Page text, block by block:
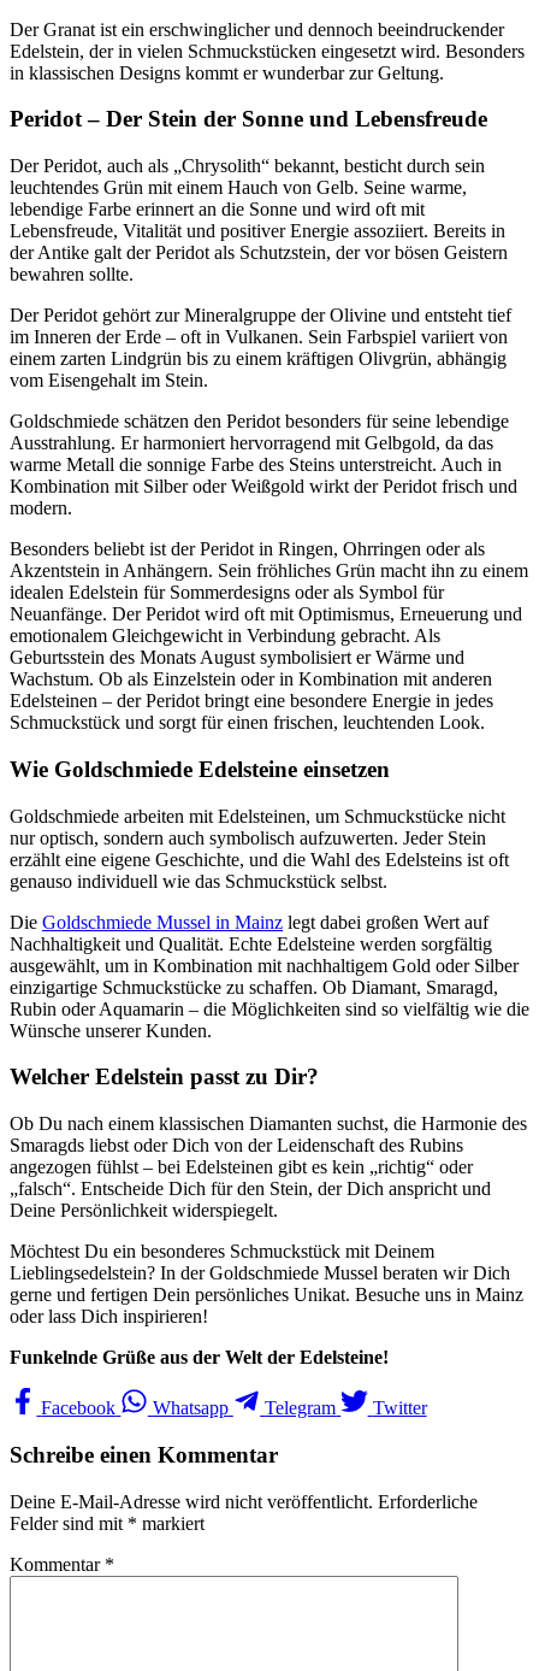
Der Granat ist ein erschwinglicher und dennoch beeindruckender
Edelstein, der in vielen Schmuckstücken eingesetzt wird. Besonders
in klassischen Designs kommt er wunderbar zur Geltung.
Peridot – Der Stein der Sonne und Lebensfreude
Der Peridot, auch als „Chrysolith“ bekannt, besticht durch sein
leuchtendes Grün mit einem Hauch von Gelb. Seine warme,
lebendige Farbe erinnert an die Sonne und wird oft mit
Lebensfreude, Vitalität und positiver Energie assoziiert. Bereits in
der Antike galt der Peridot als Schutzstein, der vor bösen Geistern
bewahren sollte.
Der Peridot gehört zur Mineralgruppe der Olivine und entsteht tief
im Inneren der Erde – oft in Vulkanen. Sein Farbspiel variiert von
einem zarten Lindgrün bis zu einem kräftigen Olivgrün, abhängig
vom Eisengehalt im Stein.
Goldschmiede schätzen den Peridot besonders für seine lebendige
Ausstrahlung. Er harmoniert hervorragend mit Gelbgold, da das
warme Metall die sonnige Farbe des Steins unterstreicht. Auch in
Kombination mit Silber oder Weißgold wirkt der Peridot frisch und
modern.
Besonders beliebt ist der Peridot in Ringen, Ohrringen oder als
Akzentstein in Anhängern. Sein fröhliches Grün macht ihn zu einem
idealen Edelstein für Sommerdesigns oder als Symbol für
Neuanfänge. Der Peridot wird oft mit Optimismus, Erneuerung und
emotionalem Gleichgewicht in Verbindung gebracht. Als
Geburtsstein des Monats August symbolisiert er Wärme und
Wachstum. Ob als Einzelstein oder in Kombination mit anderen
Edelsteinen – der Peridot bringt eine besondere Energie in jedes
Schmuckstück und sorgt für einen frischen, leuchtenden Look.
Wie Goldschmiede Edelsteine einsetzen
Goldschmiede arbeiten mit Edelsteinen, um Schmuckstücke nicht
nur optisch, sondern auch symbolisch aufzuwerten. Jeder Stein
erzählt eine eigene Geschichte, und die Wahl des Edelsteins ist oft
genauso individuell wie das Schmuckstück selbst.
Die Goldschmiede Mussel in Mainz legt dabei großen Wert auf
Nachhaltigkeit und Qualität. Echte Edelsteine werden sorgfältig
ausgewählt, um in Kombination mit nachhaltigem Gold oder Silber
einzigartige Schmuckstücke zu schaffen. Ob Diamant, Smaragd,
Rubin oder Aquamarin – die Möglichkeiten sind so vielfältig wie die
Wünsche unserer Kunden.
Welcher Edelstein passt zu Dir?
Ob Du nach einem klassischen Diamanten suchst, die Harmonie des
Smaragds liebst oder Dich von der Leidenschaft des Rubins
angezogen fühlst – bei Edelsteinen gibt es kein „richtig“ oder
„falsch“. Entscheide Dich für den Stein, der Dich anspricht und
Deine Persönlichkeit widerspiegelt.
Möchtest Du ein besonderes Schmuckstück mit Deinem
Lieblingsedelstein? In der Goldschmiede Mussel beraten wir Dich
gerne und fertigen Dein persönliches Unikat. Besuche uns in Mainz
oder lass Dich inspirieren!
Funkelnde Grüße aus der Welt der Edelsteine!
Facebook Whatsapp Telegram Twitter
Schreibe einen Kommentar
Deine E-Mail-Adresse wird nicht veröffentlicht. Erforderliche
Felder sind mit * markiert
Kommentar *